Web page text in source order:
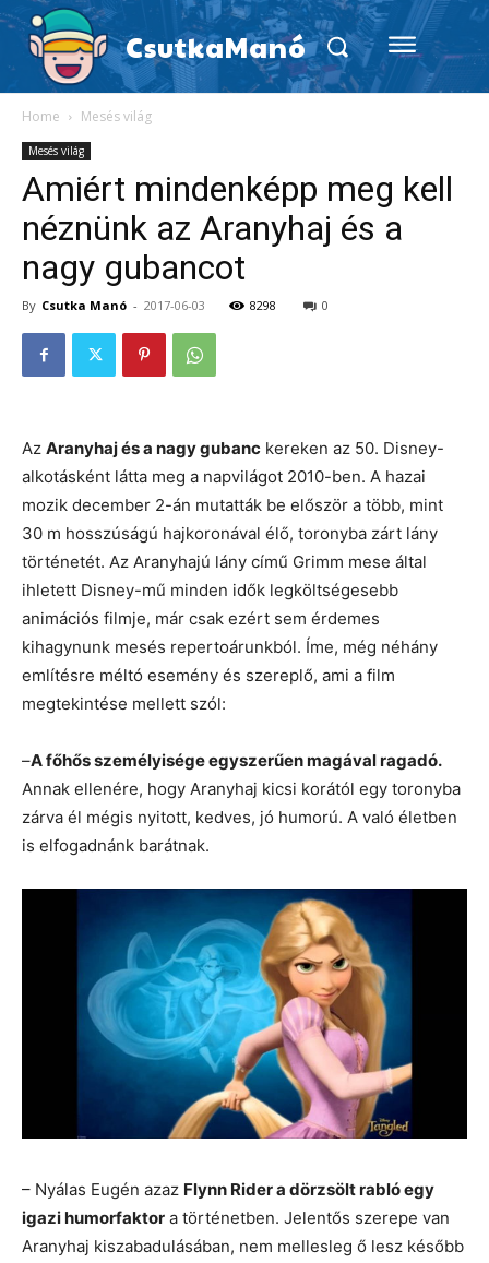
CsutkaManó
Home Mesés világ
Mesés világ
Amiért mindenképp meg kell
néznünk az Aranyhaj és a
nagy gubancot
By Csutka Manó - 2017-06-03 8298 0
Az Aranyhaj és a nagy gubanc kereken az 50. Disney-
alkotásként látta meg a napvilágot 2010-ben. A hazai
mozik december 2-án mutatták be először a több, mint
30 m hosszúságú hajkoronával élő, toronyba zárt lány
történetét. Az Aranyhajú lány című Grimm mese által
ihletett Disney-mű minden idők legköltségesebb
animációs filmje, már csak ezért sem érdemes
kihagynunk mesés repertoárunkból. Íme, még néhány
említésre méltó esemény és szereplő, ami a film
megtekintése mellett szól:
–A főhős személyisége egyszerűen magával ragadó.
Annak ellenére, hogy Aranyhaj kicsi korától egy toronyba
zárva él mégis nyitott, kedves, jó humorú. A való életben
is elfogadnánk barátnak.
– Nyálas Eugén azaz Flynn Rider a dörzsölt rabló egy
igazi humorfaktor a történetben. Jelentős szerepe van
Aranyhaj kiszabadulásában, nem mellesleg ő lesz később